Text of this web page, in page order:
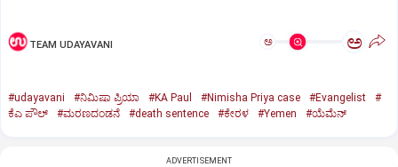
TEAM UDAYAVANI ಅ ಅ
#udayavani #ನಿಮಿಷಾ ಪ್ರಿಯಾ #KA Paul #Nimisha Priya case #Evangelist
#
ಕೆಎ ಪೌಲ್
#ಮರಣದಂಡನೆ #death sentence #ಕೇರಳ #Yemen #ಯೆಮೆನ್‌
ADVERTISEMENT